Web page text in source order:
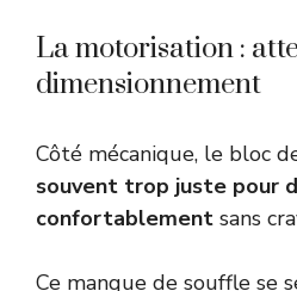
La motorisation :
dimensionnement
Côté mécanique, le bloc
souvent trop juste pour
confortablement sans
Ce manque de souffle se